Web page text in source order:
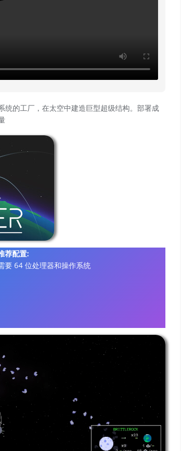
统的工厂，在太空中建造巨型超级结构。部署成
荐配置:
要 64 位处理器和操作系统